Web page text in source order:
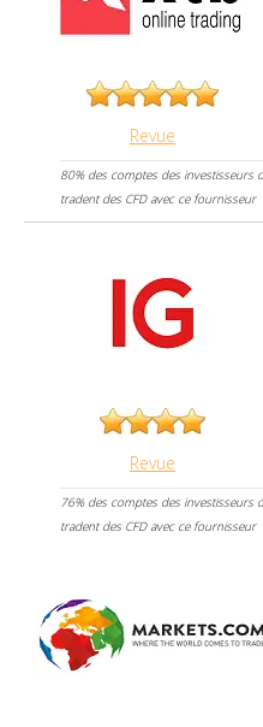
Revue
80% des comptes des investisseurs
tradent des CFD avec ce fournisseur
Revue
76% des comptes des investisseurs
tradent des CFD avec ce fournisseur